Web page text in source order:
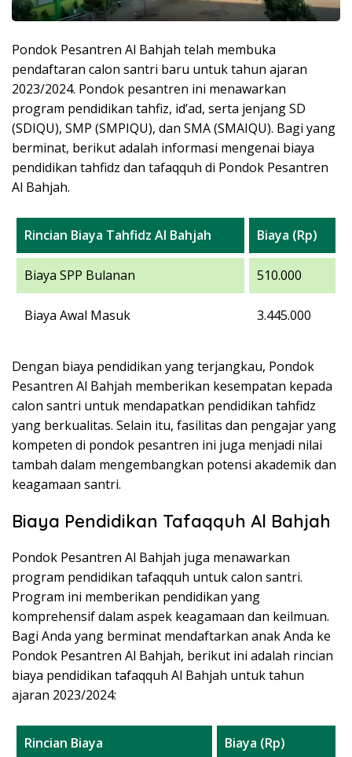
Pondok Pesantren Al Bahjah telah membuka
pendaftaran calon santri baru untuk tahun ajaran
2023/2024. Pondok pesantren ini menawarkan
program pendidikan tahfiz, id’ad, serta jenjang SD
(SDIQU), SMP (SMPIQU), dan SMA (SMAIQU). Bagi yang
berminat, berikut adalah informasi mengenai biaya
pendidikan tahfidz dan tafaqquh di Pondok Pesantren
Al Bahjah.
Rincian Biaya Tahfidz Al Bahjah Biaya (Rp)
Biaya SPP Bulanan 510.000
Biaya Awal Masuk 3.445.000
Dengan biaya pendidikan yang terjangkau, Pondok
Pesantren Al Bahjah memberikan kesempatan kepada
calon santri untuk mendapatkan pendidikan tahfidz
yang berkualitas. Selain itu, fasilitas dan pengajar yang
kompeten di pondok pesantren ini juga menjadi nilai
tambah dalam mengembangkan potensi akademik dan
keagamaan santri.
Biaya Pendidikan Tafaqquh Al Bahjah
Pondok Pesantren Al Bahjah juga menawarkan
program pendidikan tafaqquh untuk calon santri.
Program ini memberikan pendidikan yang
komprehensif dalam aspek keagamaan dan keilmuan.
Bagi Anda yang berminat mendaftarkan anak Anda ke
Pondok Pesantren Al Bahjah, berikut ini adalah rincian
biaya pendidikan tafaqquh Al Bahjah untuk tahun
ajaran 2023/2024:
Rincian Biaya Biaya (Rp)